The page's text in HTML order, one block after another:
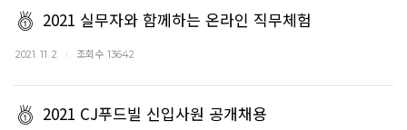
2021 실무자와 함께하는 온라인 직무체험
2021. 11. 2 조회수 13642
2021 CJ푸드빌 신입사원 공개채용